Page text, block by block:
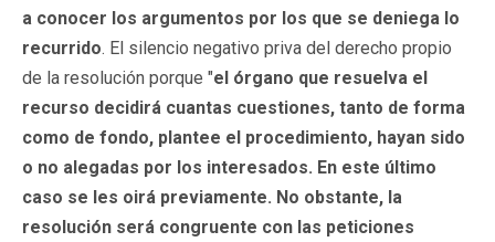
a conocer los argumentos por los que se deniega lo
recurrido. El silencio negativo priva del derecho propio
de la resolución porque "el órgano que resuelva el
recurso decidirá cuantas cuestiones, tanto de forma
como de fondo, plantee el procedimiento, hayan sido
o no alegadas por los interesados. En este último
caso se les oirá previamente. No obstante, la
resolución será congruente con las peticiones